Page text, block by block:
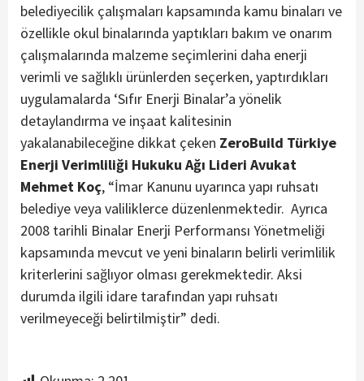
belediyecilik çalışmaları kapsamında kamu binaları ve
özellikle okul binalarında yaptıkları bakım ve onarım
çalışmalarında malzeme seçimlerini daha enerji
verimli ve sağlıklı ürünlerden seçerken, yaptırdıkları
uygulamalarda ‘Sıfır Enerji Binalar’a yönelik
detaylandırma ve inşaat kalitesinin
yakalanabileceğine dikkat çeken ZeroBuild Türkiye
Enerji Verimliliği Hukuku Ağı Lideri Avukat
Mehmet Koç, “İmar Kanunu uyarınca yapı ruhsatı
belediye veya valiliklerce düzenlenmektedir. Ayrıca
2008 tarihli Binalar Enerji Performansı Yönetmeliği
kapsamında mevcut ve yeni binaların belirli verimlilik
kriterlerini sağlıyor olması gerekmektedir. Aksi
durumda ilgili idare tarafından yapı ruhsatı
verilmeyeceği belirtilmiştir” dedi.